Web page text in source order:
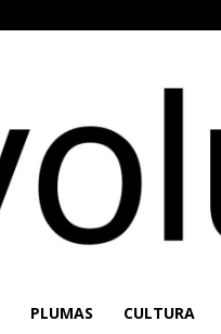
PLUMAS CULTURA